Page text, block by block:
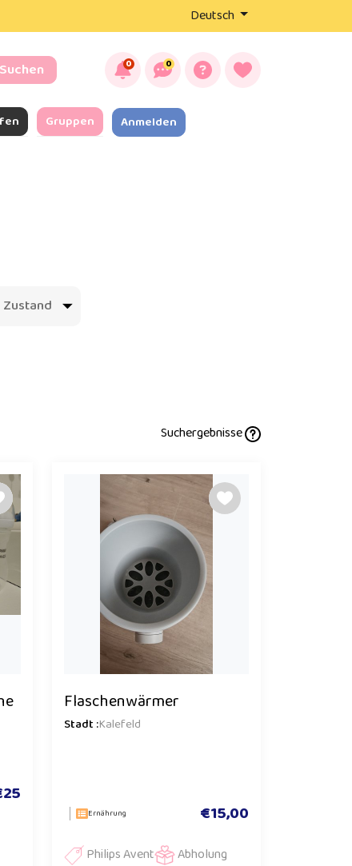
Deutsch
Suchen 0 0
Gruppen Anmelden
Zustand
Suchergebnisse
Flaschenwärmer
Stadt :Kalefeld
Ernährung €15,00
Philips Avent Abholung